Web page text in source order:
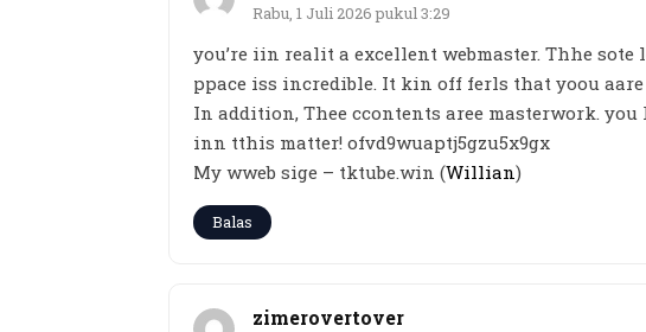
Rabu, 1 Juli 2026 pukul 3:29
you’re iin realit a excellent webmaster. Thhe sote
ppace iss incredible. It kin off ferls that yoou
In addition, Thee ccontents aree masterwork. you
inn tthis matter! ofvd9wuaptj5gzu5x9gx
My wweb sige – tktube.win (Willian)
Balas
zimerovertover